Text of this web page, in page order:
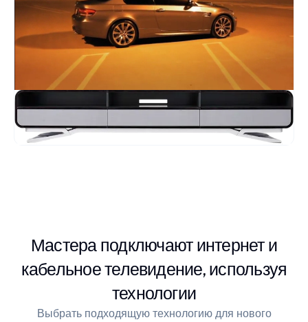
Мастера подключают интернет и
кабельное телевидение, используя
технологии
Выбрать подходящую технологию для нового